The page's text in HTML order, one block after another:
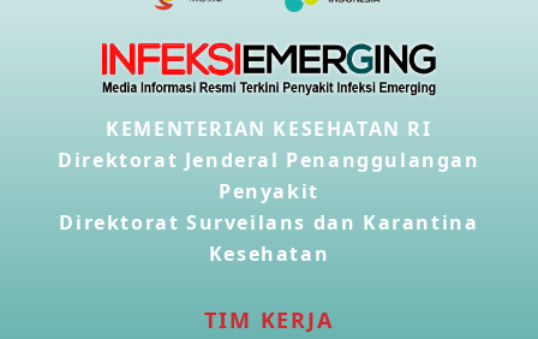
Penyakit Meningokokus di Vietnam
28 Apr 2026
Kasus Konfirmasi Avian Influenza A(H5N1) Keempat
di Kamboja
Informasi Penyakit POH VAU yang berkaitan dengan
KEMENTERIAN KESEHATAN RI
Direktorat Jenderal Penanggulangan
Penyakit
Direktorat Surveilans dan Karantina
Kesehatan
TIM KERJA